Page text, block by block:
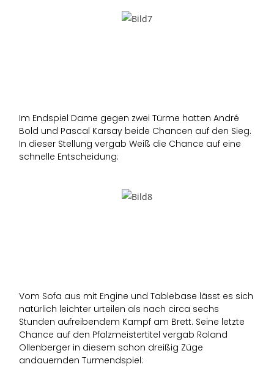
Im Endspiel Dame gegen zwei Türme hatten André
Bold und Pascal Karsay beide Chancen auf den Sieg.
In dieser Stellung vergab Weiß die Chance auf eine
schnelle Entscheidung:
Vom Sofa aus mit Engine und Tablebase lässt es sich
natürlich leichter urteilen als nach circa sechs
Stunden aufreibendem Kampf am Brett. Seine letzte
Chance auf den Pfalzmeistertitel vergab Roland
Ollenberger in diesem schon dreißig Züge
andauernden Turmendspiel: